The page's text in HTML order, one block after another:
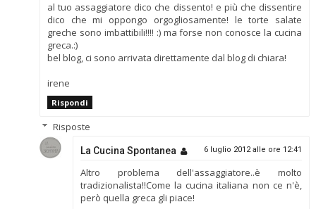
al tuo assaggiatore dico che dissento! e più che dissentire
dico che mi oppongo orgogliosamente! le torte salate
greche sono imbattibili!!!! :) ma forse non conosce la cucina
greca.:)
bel blog, ci sono arrivata direttamente dal blog di chiara!
irene
Rispondi
Risposte
La Cucina Spontanea 6 luglio 2012 alle ore 12:41
Altro problema dell'assaggiatore..è molto
tradizionalista!!Come la cucina italiana non ce n'è,
però quella greca gli piace!